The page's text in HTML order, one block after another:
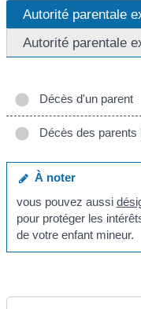
Autorité parentale
Autorité parentale
Décès d'un parent
Décès des
À noter
vous pouvez aussi
pour protéger les
de votre enfant mineur.